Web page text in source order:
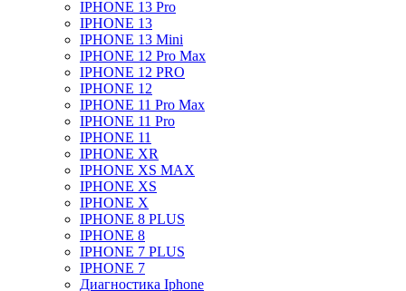
IPHONE 13 Pro
IPHONE 13
IPHONE 13 Mini
IPHONE 12 Pro Max
IPHONE 12 PRO
IPHONE 12
IPHONE 11 Pro Max
IPHONE 11 Pro
IPHONE 11
IPHONE XR
IPHONE XS MAX
IPHONE XS
IPHONE X
IPHONE 8 PLUS
IPHONE 8
IPHONE 7 PLUS
IPHONE 7
Диагностика Iphone